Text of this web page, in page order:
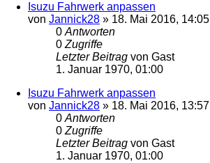
Isuzu Fahrwerk anpassen
von Jannick28 » 18. Mai 2016, 14:05
0 Antworten
0 Zugriffe
Letzter Beitrag von Gast
1. Januar 1970, 01:00
Isuzu Fahrwerk anpassen
von Jannick28 » 18. Mai 2016, 13:57
0 Antworten
0 Zugriffe
Letzter Beitrag von Gast
1. Januar 1970, 01:00